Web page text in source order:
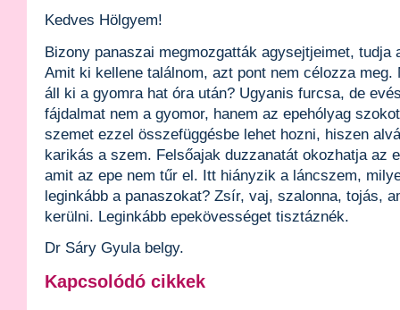
Kedves Hölgyem!
Bizony panaszai megmozgatták agysejtjeimet,
Amit ki kellene találnom, azt pont nem célozza meg.
áll ki a gyomra hat óra után? Ugyanis furcsa, de
fájdalmat nem a gyomor, hanem az epehólyag
szemet ezzel összefüggésbe lehet hozni, hiszen
karikás a szem. Felsőajak duzzanatát okozhatja az
amit az epe nem tűr el. Itt hiányzik a láncszem,
leginkább a panaszokat? Zsír, vaj, szalonna, tojás,
kerülni. Leginkább epekövességet tisztáznék.
Dr Sáry Gyula belgy.
Kapcsolódó cikkek